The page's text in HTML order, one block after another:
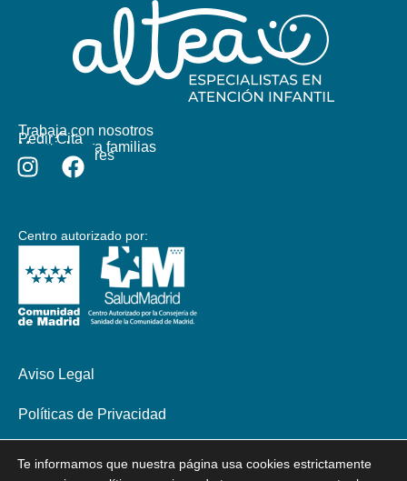
Trabaja con nosotros
Pedir Cita
Material para familias
Colaboradores
Centro autorizado por:
Aviso Legal
Políticas de Privacidad
Te informamos que nuestra página usa cookies estrictamente